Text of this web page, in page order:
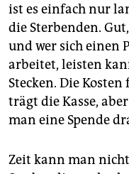
ist es einfach nur
die Sterbenden.
und wer sich einen
arbeitet, leisten
Stecken. Die
trägt die Kasse,
man eine Spende
Zeit kann man